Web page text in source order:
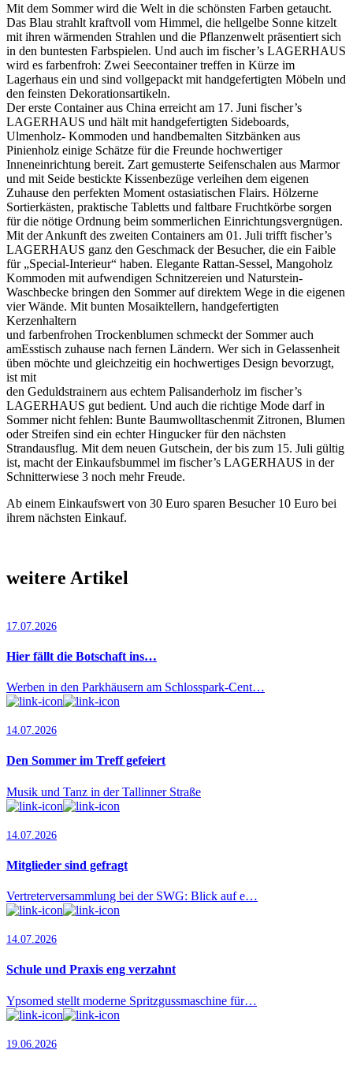
Mit dem Sommer wird die Welt in die schönsten Farben getaucht.
Das Blau strahlt kraftvoll vom Himmel, die hellgelbe Sonne kitzelt
mit ihren wärmenden Strahlen und die Pflanzenwelt präsentiert sich
in den buntesten Farbspielen. Und auch im fischer’s LAGERHAUS
wird es farbenfroh: Zwei Seecontainer treffen in Kürze im
Lagerhaus ein und sind vollgepackt mit handgefertigten Möbeln und
den feinsten Dekorationsartikeln.
Der erste Container aus China erreicht am 17. Juni fischer’s
LAGERHAUS und hält mit handgefertigten Sideboards,
Ulmenholz- Kommoden und handbemalten Sitzbänken aus
Pinienholz einige Schätze für die Freunde hochwertiger
Inneneinrichtung bereit. Zart gemusterte Seifenschalen aus Marmor
und mit Seide bestickte Kissenbezüge verleihen dem eigenen
Zuhause den perfekten Moment ostasiatischen Flairs. Hölzerne
Sortierkästen, praktische Tabletts und faltbare Fruchtkörbe sorgen
für die nötige Ordnung beim sommerlichen Einrichtungsvergnügen.
Mit der Ankunft des zweiten Containers am 01. Juli trifft fischer’s
LAGERHAUS ganz den Geschmack der Besucher, die ein Faible
für „Special-Interieur“ haben. Elegante Rattan-Sessel, Mangoholz
Kommoden mit aufwendigen Schnitzereien und Naturstein-
Waschbecke bringen den Sommer auf direktem Wege in die eigenen
vier Wände. Mit bunten Mosaiktellern, handgefertigten
Kerzenhaltern
und farbenfrohen Trockenblumen schmeckt der Sommer auch
amEsstisch zuhause nach fernen Ländern. Wer sich in Gelassenheit
üben möchte und gleichzeitig ein hochwertiges Design bevorzugt,
ist mit
den Geduldstrainern aus echtem Palisanderholz im fischer’s
LAGERHAUS gut bedient. Und auch die richtige Mode darf in
Sommer nicht fehlen: Bunte Baumwolltaschenmit Zitronen, Blumen
oder Streifen sind ein echter Hingucker für den nächsten
Strandausflug. Mit dem neuen Gutschein, der bis zum 15. Juli gültig
ist, macht der Einkaufsbummel im fischer’s LAGERHAUS in der
Schnitterwiese 3 noch mehr Freude.
Ab einem Einkaufswert von 30 Euro sparen Besucher 10 Euro bei
ihrem nächsten Einkauf.
weitere Artikel
17.07.2026
Hier fällt die Botschaft ins…
Werben in den Parkhäusern am Schlosspark-Cent…
14.07.2026
Den Sommer im Treff gefeiert
Musik und Tanz in der Tallinner Straße
14.07.2026
Mitglieder sind gefragt
Vertreterversammlung bei der SWG: Blick auf e…
14.07.2026
Schule und Praxis eng verzahnt
Ypsomed stellt moderne Spritzgussmaschine für…
19.06.2026